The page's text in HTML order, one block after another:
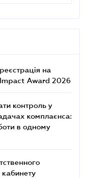
на
Award 2026
контроль у
комплаєнса:
в одному